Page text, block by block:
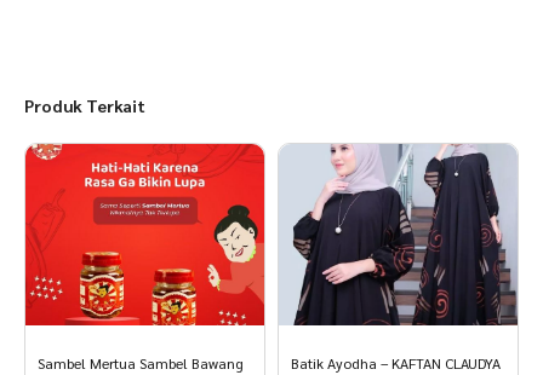
Produk Terkait
Sambel Mertua Sambel Bawang
Batik Ayodha – KAFTAN CLAUDYA